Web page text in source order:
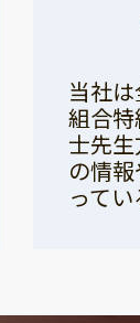
当社
組合
士先
の情
ってい